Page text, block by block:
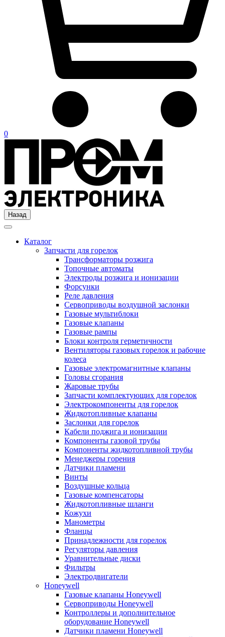
0
Назад
Каталог
Запчасти для горелок
Трансформаторы розжига
Топочные автоматы
Электроды розжига и ионизации
Форсунки
Реле давления
Сервоприводы воздушной заслонки
Газовые мультиблоки
Газовые клапаны
Газовые рампы
Блоки контроля герметичности
Вентиляторы газовых горелок и рабочие
колеса
Газовые электромагнитные клапаны
Головы сгорания
Жаровые трубы
Запчасти комплектующих для горелок
Электрокомпоненты для горелок
Жидкотопливные клапаны
Заслонки для горелок
Кабели поджига и ионизации
Компоненты газовой трубы
Компоненты жидкотопливной трубы
Менеджеры горения
Датчики пламени
Винты
Воздушные кольца
Газовые компенсаторы
Жидкотопливные шланги
Кожухи
Манометры
Фланцы
Принадлежности для горелок
Регуляторы давления
Уравнительные диски
Фильтры
Электродвигатели
Honeywell
Газовые клапаны Honeywell
Сервоприводы Honeywell
Контроллеры и дополнительное
оборудование Honeywell
Датчики пламени Honeywell